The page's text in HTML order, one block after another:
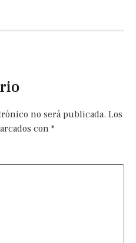
no será publicada. Los
con *